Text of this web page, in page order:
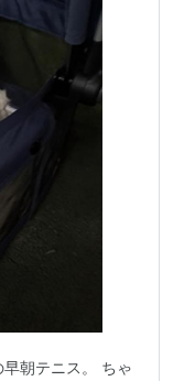
朝テニス。 ちゃ